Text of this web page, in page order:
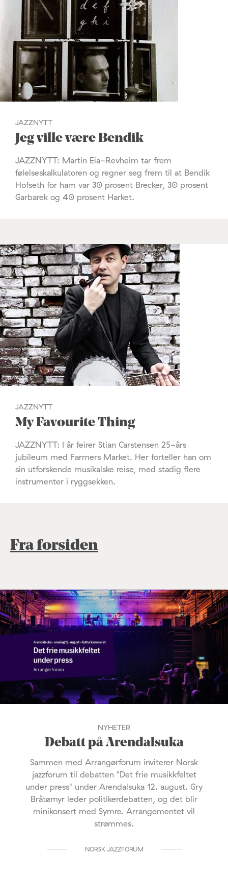
JAZZNYTT
Jeg ville være Bendik
JAZZNYTT: Martin Eia-Revheim tar frem
følelseskalkulatoren og regner seg frem til at Bendik
Hofseth for ham var 30 prosent Brecker, 30 prosent
Garbarek og 40 prosent Harket.
JAZZNYTT
My Favourite Thing
JAZZNYTT: I år feirer Stian Carstensen 25-års
jubileum med Farmers Market. Her forteller han om
sin utforskende musikalske reise, med stadig flere
instrumenter i ryggsekken.
Fra forsiden
NYHETER
Debatt på Arendalsuka
Sammen med Arrangørforum inviterer Norsk
jazzforum til debatten "Det frie musikkfeltet
under press" under Arendalsuka 12. august. Gry
Bråtømyr leder politikerdebatten, og det blir
minikonsert med Symre. Arrangementet vil
strømmes.
NORSK JAZZFORUM